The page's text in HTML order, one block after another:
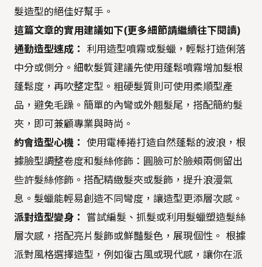
髮造型的絕佳好幫手。
這篇文章的實用建議如下(更多細節請繼續往下閱讀)
通勤造型速成：
利用造型噴霧或髮蠟，輕鬆打造俐落
中分或側分。細軟髮質建議先使用蓬鬆噴霧增加髮根
蓬鬆度，再吹整定型。粗硬髮質則可使用柔順型產
品，避免毛躁。簡單的內彎或外翹髮尾，搭配簡約髮
夾，即可兼顧專業與時尚。
約會造型心機： 使用電棒捲打造自然蓬鬆的波浪，根
據臉型調整卷度和髮絲修飾：圓臉可於臉頰兩側留出
些許髮絲修飾。搭配精緻髮夾或髮飾，提升浪漫氣
息。髮蠟能輕易創造不同彎度，讓造型更添層次感。
派對造型變身：
嘗試編髮、抓髮或利用髮蠟塑造髮絲
層次感，搭配亮片髮飾或鮮豔髮色，展現個性。 根據
派對風格選擇造型，例如復古風或現代感，讓你在派